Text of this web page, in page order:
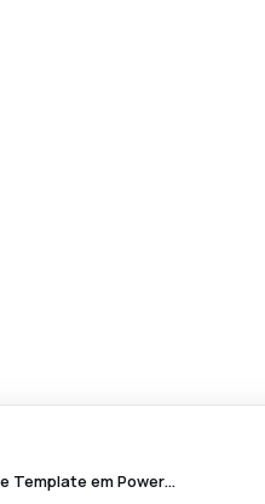
Template em Power…